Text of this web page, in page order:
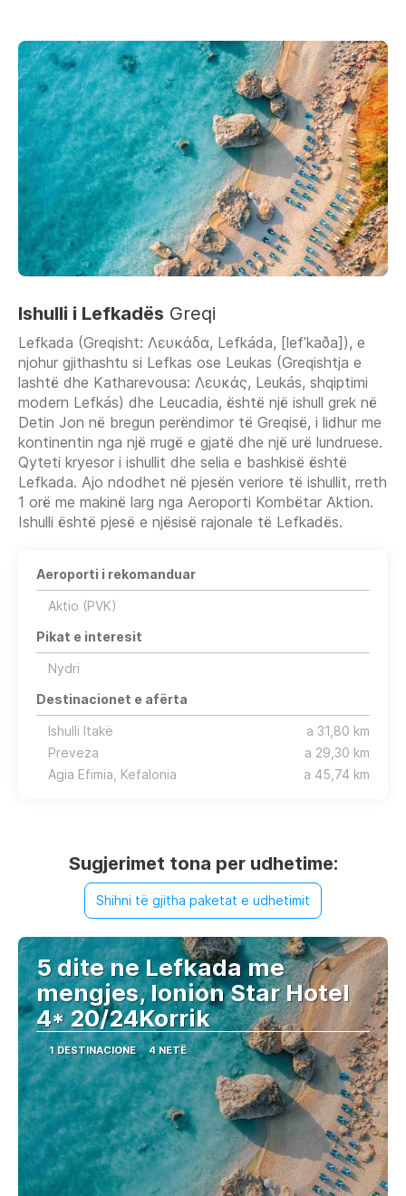
Ishulli i Lefkadës Greqi
Lefkada (Greqisht: Λευκάδα, Lefkáda, [lefˈkaða]), e
njohur gjithashtu si Lefkas ose Leukas (Greqishtja e
lashtë dhe Katharevousa: Λευκάς, Leukás, shqiptimi
modern Lefkás) dhe Leucadia, është një ishull grek në
Detin Jon në bregun perëndimor të Greqisë, i lidhur me
kontinentin nga një rrugë e gjatë dhe një urë lundruese.
Qyteti kryesor i ishullit dhe selia e bashkisë është
Lefkada. Ajo ndodhet në pjesën veriore të ishullit, rreth
1 orë me makinë larg nga Aeroporti Kombëtar Aktion.
Ishulli është pjesë e njësisë rajonale të Lefkadës.
Aeroporti i rekomanduar
Aktio (PVK)
Pikat e interesit
Nydri
Destinacionet e afërta
Ishulli Itakë
a 31,80 km
Preveza
a 29,30 km
Agia Efimia, Kefalonia
a 45,74 km
Sugjerimet tona per udhetime:
Shihni të gjitha paketat e udhetimit
5 dite ne Lefkada me
mengjes, Ionion Star Hotel
4* 20/24Korrik
1 DESTINACIONE 4 NETË